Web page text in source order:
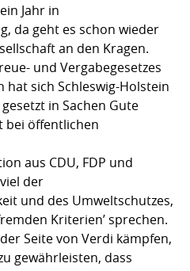
Jahr in
da geht es schon wieder
an den Kragen.
und Vergabegesetzes
sich Schleswig-Holstein
in Sachen Gute
bei öffentlichen
aus CDU, FDP und
der
und des Umweltschutzes,
Kriterien’ sprechen.
Seite von Verdi kämpfen,
gewährleisten, dass